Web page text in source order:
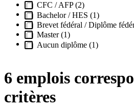
CFC / AFP (2)
Bachelor / HES (1)
Brevet fédéral / Diplôme
Master (1)
Aucun diplôme (1)
6 emplois
critères